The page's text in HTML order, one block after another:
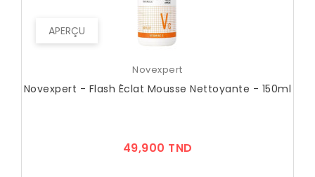
APERÇU
Novexpert
Novexpert - Flash Éclat Mousse Nettoyante - 150ml
49,900 TND